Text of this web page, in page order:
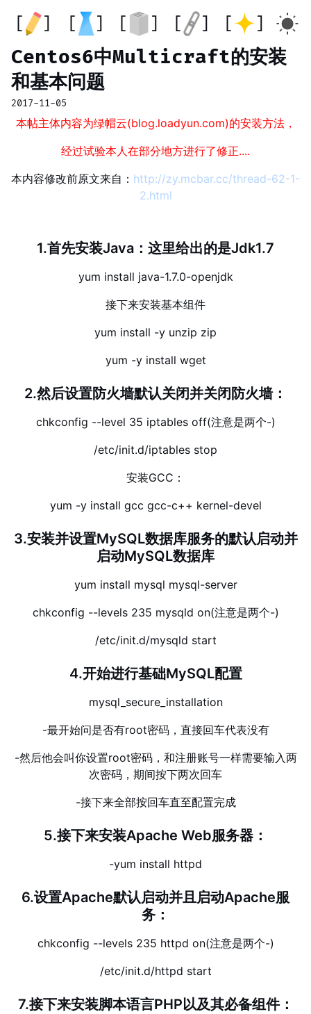
Centos6中Multicraft的安装
和基本问题
2017-11-05
本帖主体内容为绿帽云(blog.loadyun.com)的安装方法，
经过试验本人在部分地方进行了修正....
本内容修改前原文来自： http://zy.mcbar.cc/thread-62-1-
2.html
1.首先安装Java：这里给出的是Jdk1.7
yum install java-1.7.0-openjdk
接下来安装基本组件
yum install -y unzip zip
yum -y install wget
2.然后设置防火墙默认关闭并关闭防火墙：
chkconfig --level 35 iptables off(注意是两个-)
/etc/init.d/iptables stop
安装GCC：
yum -y install gcc gcc-c++ kernel-devel
3.安装并设置MySQL数据库服务的默认启动并
启动MySQL数据库
yum install mysql mysql-server
chkconfig --levels 235 mysqld on(注意是两个-)
/etc/init.d/mysqld start
4.开始进行基础MySQL配置
mysql_secure_installation
-最开始问是否有root密码，直接回车代表没有
-然后他会叫你设置root密码，和注册账号一样需要输入两
次密码，期间按下两次回车
-接下来全部按回车直至配置完成
5.接下来安装Apache Web服务器：
-yum install httpd
6.设置Apache默认启动并且启动Apache服
务：
chkconfig --levels 235 httpd on(注意是两个-)
/etc/init.d/httpd start
7.接下来安装脚本语言PHP以及其必备组件：